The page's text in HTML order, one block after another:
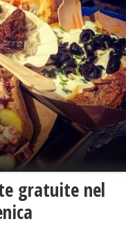
gratuite nel